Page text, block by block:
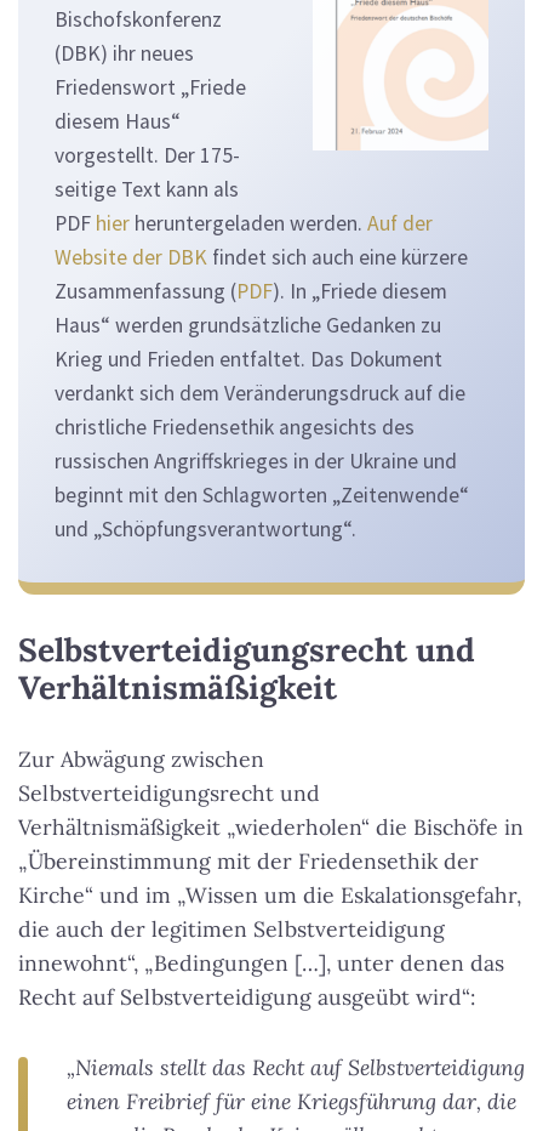
Bischofskonferenz
(DBK) ihr neues
Friedenswort „Friede
diesem Haus“
vorgestellt. Der 175-
seitige Text kann als
PDF hier heruntergeladen werden. Auf der
Website der DBK findet sich auch eine kürzere
Zusammenfassung (PDF). In „Friede diesem
Haus“ werden grundsätzliche Gedanken zu
Krieg und Frieden entfaltet. Das Dokument
verdankt sich dem Veränderungsdruck auf die
christliche Friedensethik angesichts des
russischen Angriffskrieges in der Ukraine und
beginnt mit den Schlagworten „Zeitenwende“
und „Schöpfungsverantwortung“.
Selbstverteidigungsrecht und
Verhältnismäßigkeit
Zur Abwägung zwischen
Selbstverteidigungsrecht und
Verhältnismäßigkeit „wiederholen“ die Bischöfe in
„Übereinstimmung mit der Friedensethik der
Kirche“ und im „Wissen um die Eskalationsgefahr,
die auch der legitimen Selbstverteidigung
innewohnt“, „Bedingungen […], unter denen das
Recht auf Selbstverteidigung ausgeübt wird“:
„Niemals stellt das Recht auf Selbstverteidigung
einen Freibrief für eine Kriegsführung dar, die